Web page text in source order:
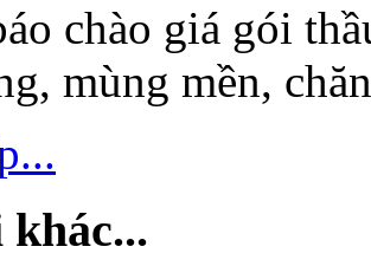
chào giá gói
mùng mền,
khác...